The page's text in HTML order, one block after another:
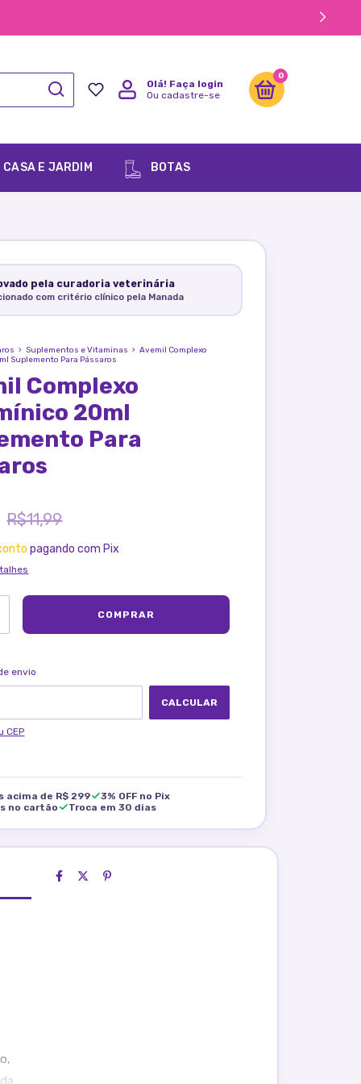
Olá! Faça login
Ou cadastre-se
0
CASA E JARDIM BOTAS
pela curadoria veterinária
com critério clínico pela Manada
› Suplementos e Vitaminas › Avemil Complexo
Suplemento Para Pássaros
Complexo
20ml
Para
R$11,99
pagando com Pix
o CEP:
envio
CALCULAR
CEP
acima de R$ 299
3% OFF no Pix
no cartão
Troca em 30 dias